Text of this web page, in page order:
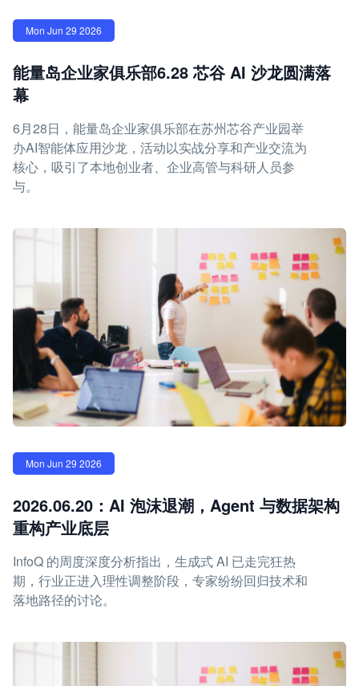
Mon Jun 29 2026
能量岛企业家俱乐部6.28 芯谷 AI 沙龙圆满落
幕
6月28日，能量岛企业家俱乐部在苏州芯谷产业园举
办AI智能体应用沙龙，活动以实战分享和产业交流为
核心，吸引了本地创业者、企业高管与科研人员参
与。
Mon Jun 29 2026
2026.06.20：AI 泡沫退潮，Agent 与数据架构
重构产业底层
InfoQ 的周度深度分析指出，生成式 AI 已走完狂热
期，行业正进入理性调整阶段，专家纷纷回归技术和
落地路径的讨论。